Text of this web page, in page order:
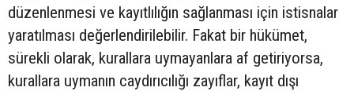
düzenlenmesi ve kayıtlılığın sağlanması için istisnalar
yaratılması değerlendirilebilir. Fakat bir hükümet,
sürekli olarak, kurallara uymayanlara af getiriyorsa,
kurallara uymanın caydırıcılığı zayıflar, kayıt dışı